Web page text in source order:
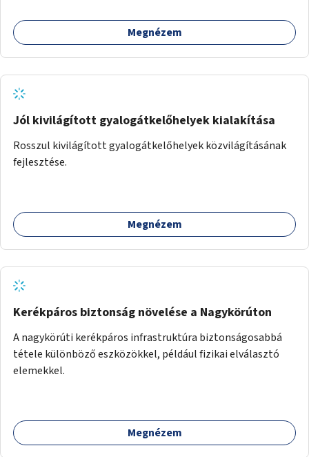
Megnézem
Jól kivilágított gyalogátkelőhelyek kialakítása
Rosszul kivilágított gyalogátkelőhelyek közvilágításának
fejlesztése.
Megnézem
Kerékpáros biztonság növelése a Nagykörúton
A nagykörúti kerékpáros infrastruktúra biztonságosabbá
tétele különböző eszközökkel, például fizikai elválasztó
elemekkel.
Megnézem